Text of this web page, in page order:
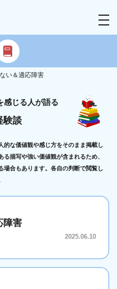
い＆適応障害
感じる人が語る
験談
的な価値観や感じ方をそのまま掲載し
描写や強い価値観が含まれるため、
場合もあります。各自の判断で閲覧し
障害
2025.06.10